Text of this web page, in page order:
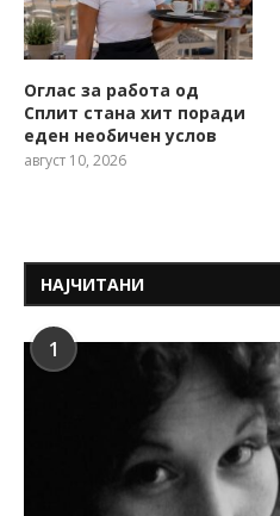
Оглас за работа од
Сплит стана хит поради
еден необичен услов
август 10, 2026
НАЈЧИТАНИ
1